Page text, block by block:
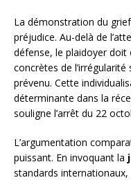
La démonstration du
préjudice. Au-delà de
défense, le plaidoyer doit
concrètes de
prévenu. Cette
déterminante dans la
souligne l’arrêt du 22
L’argumentation
puissant. En invoquant la
standards